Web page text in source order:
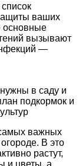
ваших
основные
вызывают
—
в саду и
подкормок и
важных
В это
растут,
и цветы, а